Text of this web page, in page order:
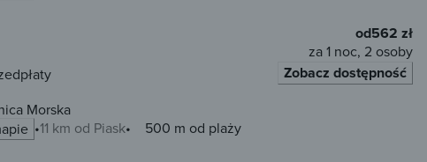
od562 zł
za 1 noc, 2 osoby
Zobacz dostępność
Morska
11 km od Piask
500 m od plaży